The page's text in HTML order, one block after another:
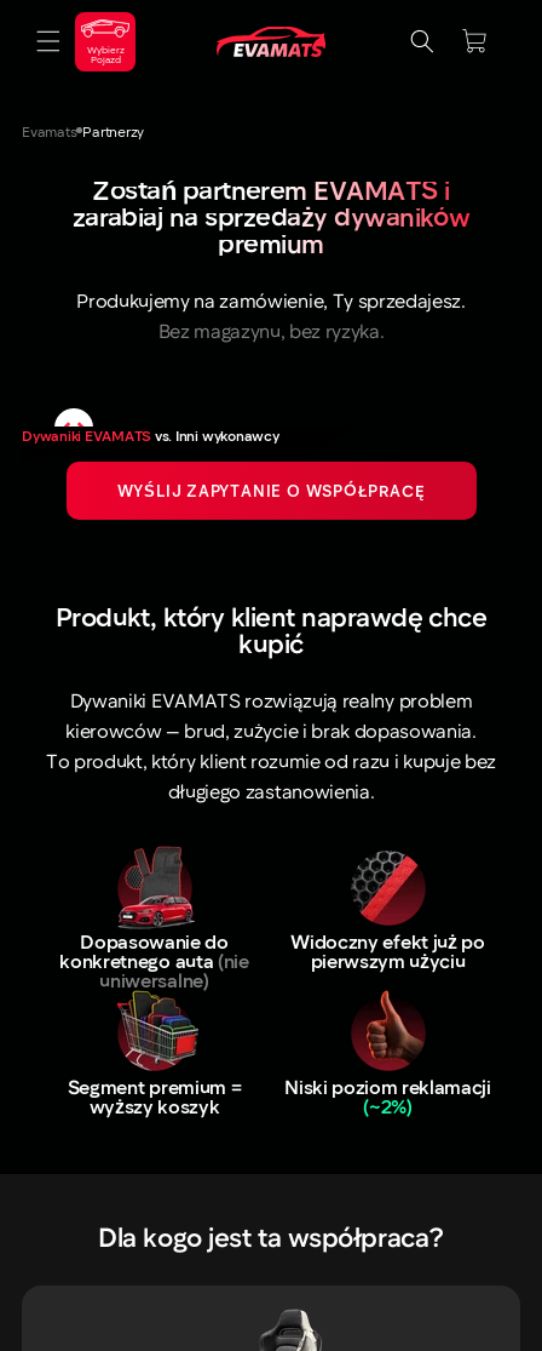
TREŚCI
Wybierz
Pojazd
Koszyk
Evamats Partnerzy
Zostań partnerem EVAMATS i
zarabiaj na sprzedaży dywaników
premium
Produkujemy na zamówienie, Ty sprzedajesz.
Bez magazynu, bez ryzyka.
Dywaniki EVAMATS vs. Inni wykonawcy
WYŚLIJ ZAPYTANIE O WSPÓŁPRACĘ
Produkt, który klient naprawdę chce
kupić
Dywaniki EVAMATS rozwiązują realny problem
kierowców — brud, zużycie i brak dopasowania.
To produkt, który klient rozumie od razu i kupuje bez
długiego zastanowienia.
Dopasowanie do
konkretnego auta (nie
uniwersalne)
Widoczny efekt już po
pierwszym użyciu
Segment premium =
wyższy koszyk
Niski poziom reklamacji
(~2%)
Dla kogo jest ta współpraca?